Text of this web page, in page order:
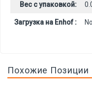
Вес с упаковкой:
Загрузка на Enhof :
Похожие Позиции